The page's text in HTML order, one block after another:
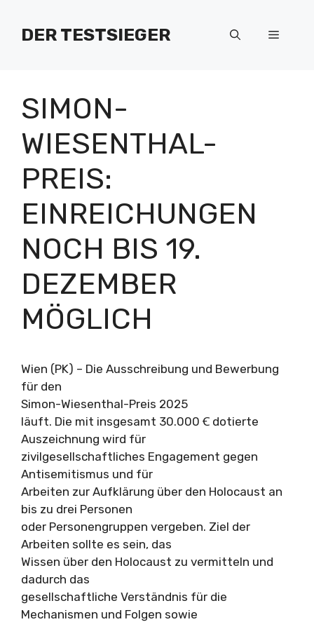
Inhalt
springenDER TESTSIEGER Menü
SIMON-
WIESENTHAL-
PREIS:
EINREICHUNGEN
NOCH BIS 19.
DEZEMBER
MÖGLICH
Wien (PK) – Die Ausschreibung und Bewerbung
für den
Simon-Wiesenthal-Preis 2025
läuft. Die mit insgesamt 30.000 Ꞓ dotierte
Auszeichnung wird für
zivilgesellschaftliches Engagement gegen
Antisemitismus und für
Arbeiten zur Aufklärung über den Holocaust an
bis zu drei Personen
oder Personengruppen vergeben. Ziel der
Arbeiten sollte es sein, das
Wissen über den Holocaust zu vermitteln und
dadurch das
gesellschaftliche Verständnis für die
Mechanismen und Folgen sowie